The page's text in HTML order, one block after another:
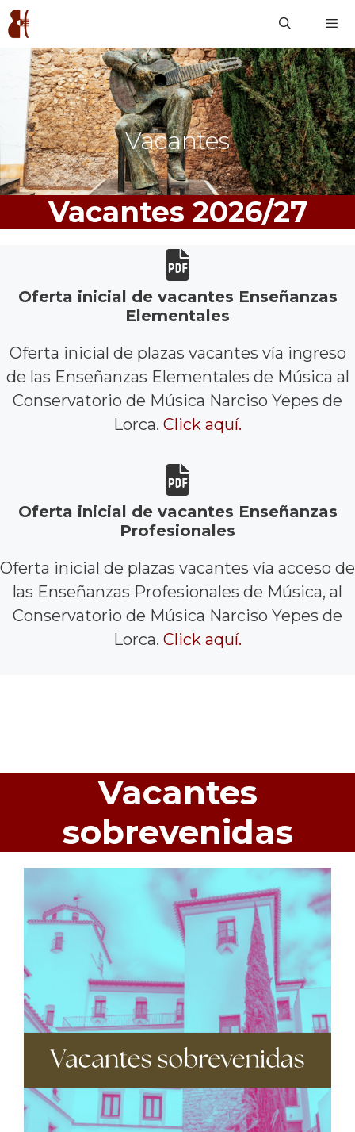
Saltar
al
contenido
Vacantes
Vacantes 2026/27
Oferta inicial de vacantes Enseñanzas
Elementales
Oferta inicial de plazas vacantes vía ingreso
de las Enseñanzas Elementales de Música al
Conservatorio de Música Narciso Yepes de
Lorca. Click aquí.
Oferta inicial de vacantes Enseñanzas
Profesionales
Oferta inicial de plazas vacantes vía acceso de
las Enseñanzas Profesionales de Música, al
Conservatorio de Música Narciso Yepes de
Lorca. Click aquí.
Vacantes
sobrevenidas